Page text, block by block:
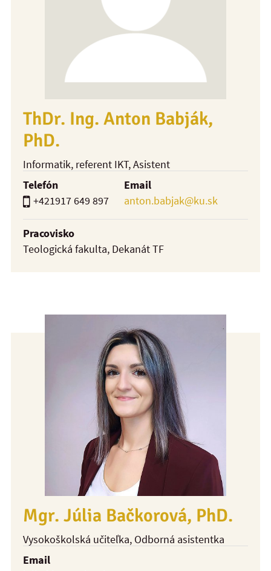
ThDr. Ing. Anton Babják,
PhD.
Informatik, referent IKT, Asistent
Telefón
+421917 649 897
Email
anton.babjak@ku.sk
Pracovisko
Teologická fakulta, Dekanát TF
Mgr. Júlia Bačkorová, PhD.
Vysokoškolská učiteľka, Odborná asistentka
Email